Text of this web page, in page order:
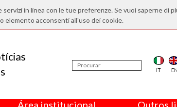
in linea con le tue preferenze. Se vuoi saperne di
elemento acconsenti all'uso dei cookie.
IT EN
Área institucional Outros